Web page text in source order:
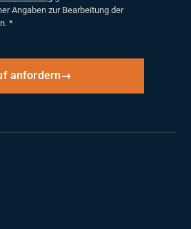
Angaben zur Bearbeitung der
*
anfordern